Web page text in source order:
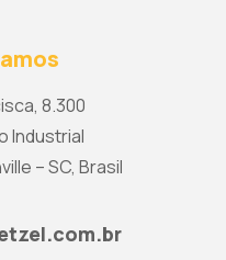
8.300
Industrial
– SC, Brasil